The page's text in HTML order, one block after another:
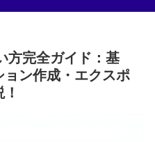
方完全ガイド：基
ン作成・エクスポ